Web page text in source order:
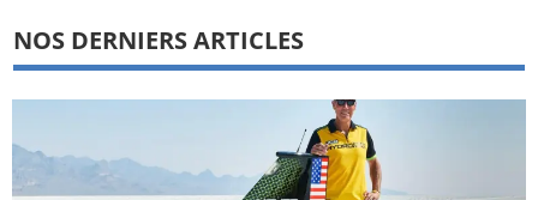
NOS DERNIERS ARTICLES